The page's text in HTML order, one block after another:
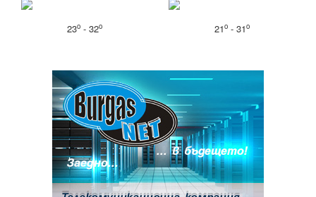
23o- 32o 21o- 31o